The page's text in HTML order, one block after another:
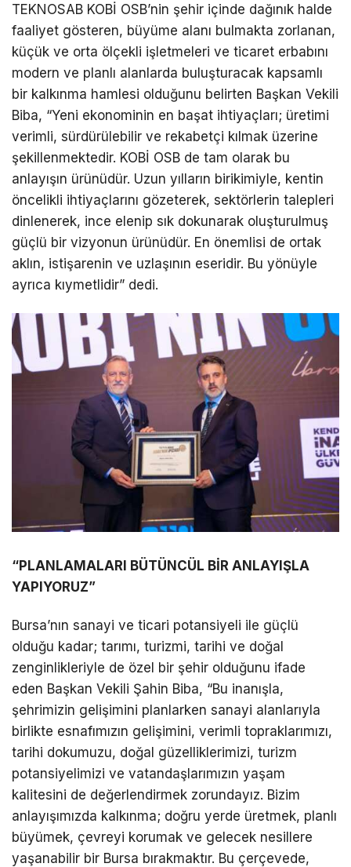
TEKNOSAB KOBİ OSB’nin şehir içinde dağınık halde
faaliyet gösteren, büyüme alanı bulmakta zorlanan,
küçük ve orta ölçekli işletmeleri ve ticaret erbabını
modern ve planlı alanlarda buluşturacak kapsamlı
bir kalkınma hamlesi olduğunu belirten Başkan Vekili
Biba, “Yeni ekonominin en başat ihtiyaçları; üretimi
verimli, sürdürülebilir ve rekabetçi kılmak üzerine
şekillenmektedir. KOBİ OSB de tam olarak bu
anlayışın ürünüdür. Uzun yılların birikimiyle, kentin
öncelikli ihtiyaçlarını gözeterek, sektörlerin talepleri
dinlenerek, ince elenip sık dokunarak oluşturulmuş
güçlü bir vizyonun ürünüdür. En önemlisi de ortak
aklın, istişarenin ve uzlaşının eseridir. Bu yönüyle
ayrıca kıymetlidir” dedi.
“PLANLAMALARI BÜTÜNCÜL BİR ANLAYIŞLA
YAPIYORUZ”
Bursa’nın sanayi ve ticari potansiyeli ile güçlü
olduğu kadar; tarımı, turizmi, tarihi ve doğal
zenginlikleriyle de özel bir şehir olduğunu ifade
eden Başkan Vekili Şahin Biba, “Bu inanışla,
şehrimizin gelişimini planlarken sanayi alanlarıyla
birlikte esnafımızın gelişimini, verimli topraklarımızı,
tarihi dokumuzu, doğal güzelliklerimizi, turizm
potansiyelimizi ve vatandaşlarımızın yaşam
kalitesini de değerlendirmek zorundayız. Bizim
anlayışımızda kalkınma; doğru yerde üretmek, planlı
büyümek, çevreyi korumak ve gelecek nesillere
yaşanabilir bir Bursa bırakmaktır. Bu çerçevede,